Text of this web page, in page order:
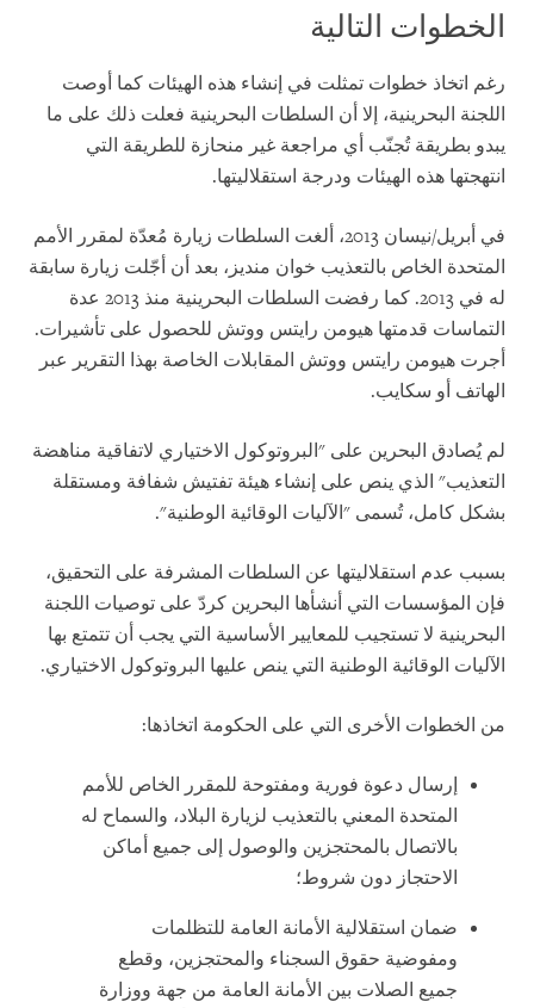
الخطوات التالية
رغم اتخاذ خطوات تمثلت في إنشاء هذه الهيئات كما أوصت
اللجنة البحرينية، إلا أن السلطات البحرينية فعلت ذلك على ما
يبدو بطريقة تُجنّب أي مراجعة غير منحازة للطريقة التي
انتهجتها هذه الهيئات ودرجة استقلاليتها.
في أبريل/نيسان 2013، ألغت السلطات زيارة مُعدّة لمقرر الأمم
المتحدة الخاص بالتعذيب خوان منديز، بعد أن أجّلت زيارة سابقة
له في 2013. كما رفضت السلطات البحرينية منذ 2013 عدة
التماسات قدمتها هيومن رايتس ووتش للحصول على تأشيرات.
أجرت هيومن رايتس ووتش المقابلات الخاصة بهذا التقرير عبر
الهاتف أو سكايب.
لم يُصادق البحرين على "البروتوكول الاختياري لاتفاقية مناهضة
التعذيب" الذي ينص على إنشاء هيئة تفتيش شفافة ومستقلة
بشكل كامل، تُسمى "الآليات الوقائية الوطنية".
بسبب عدم استقلاليتها عن السلطات المشرفة على التحقيق،
فإن المؤسسات التي أنشأها البحرين كردّ على توصيات اللجنة
البحرينية لا تستجيب للمعايير الأساسية التي يجب أن تتمتع بها
الآليات الوقائية الوطنية التي ينص عليها البروتوكول الاختياري.
من الخطوات الأخرى التي على الحكومة اتخاذها:
إرسال دعوة فورية ومفتوحة للمقرر الخاص للأمم
المتحدة المعني بالتعذيب لزيارة البلاد، والسماح له
بالاتصال بالمحتجزين والوصول إلى جميع أماكن
الاحتجاز دون شروط؛
ضمان استقلالية الأمانة العامة للتظلمات
ومفوضية حقوق السجناء والمحتجزين، وقطع
جميع الصلات بين الأمانة العامة من جهة ووزارة